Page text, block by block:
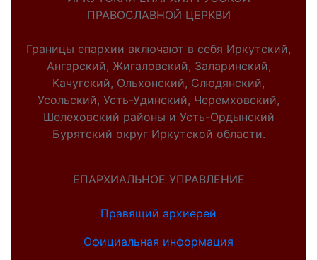
ПРАВОСЛАВНОЙ ЦЕРКВИ
Границы епархии включают в себя Иркутский,
Ангарский, Жигаловский, Заларинский,
Качугский, Ольхонский, Слюдянский,
Усольский, Усть-Удинский, Черемховский,
Шелеховский районы и Усть-Ордынский
Бурятский округ Иркутской области.
ЕПАРХИАЛЬНОЕ УПРАВЛЕНИЕ
Правящий архиерей
Официальная информация